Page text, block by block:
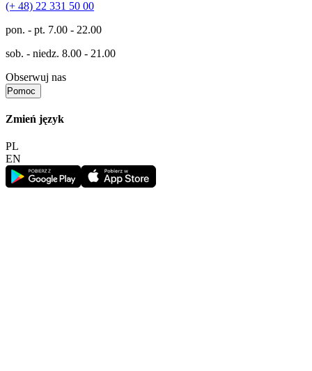
(+ 48) 22 331 50 00
pon. - pt. 7.00 - 22.00
sob. - niedz. 8.00 - 21.00
Obserwuj nas
Pomoc
Zmień język
PL
EN